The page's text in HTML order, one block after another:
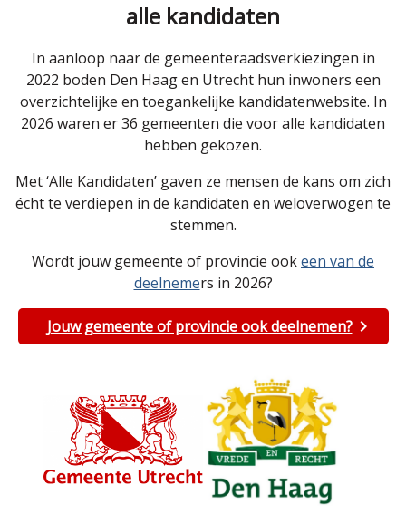
alle kandidaten
In aanloop naar de gemeenteraadsverkiezingen in
2022 boden Den Haag en Utrecht hun inwoners een
overzichtelijke en toegankelijke kandidatenwebsite. In
2026 waren er 36 gemeenten die voor alle kandidaten
hebben gekozen.
Met ‘Alle Kandidaten’ gaven ze mensen de kans om zich
écht te verdiepen in de kandidaten en weloverwogen te
stemmen.
Wordt jouw gemeente of provincie ookeen van de
deelnemers in 2026?
Jouw gemeente of provincie ook deelnemen?